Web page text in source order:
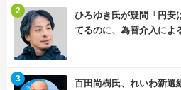
ひろゆき氏が疑問「円安
てるのに、為替介入によ
2
百田尚樹氏、れいわ新選
3